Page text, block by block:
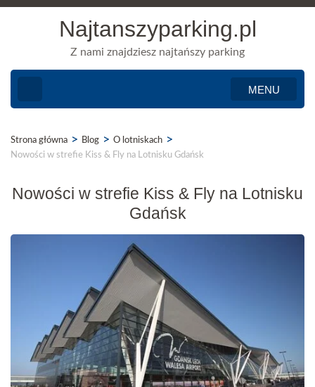
Najtanszyparking.pl
Z nami znajdziesz najtańszy parking
MENU
Strona główna > Blog > O lotniskach >
Nowości w strefie Kiss & Fly na Lotnisku Gdańsk
Nowości w strefie Kiss & Fly na Lotnisku
Gdańsk